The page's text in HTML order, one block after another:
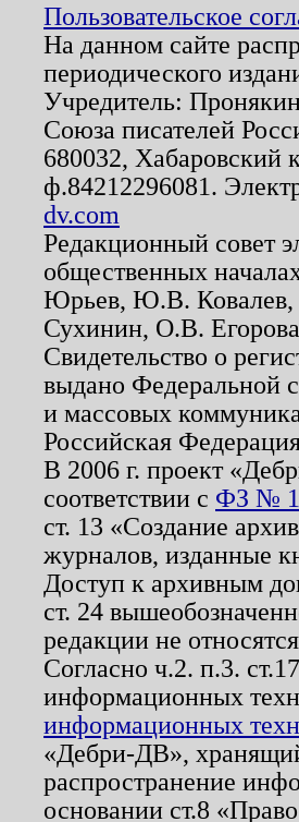
Пользовательское
На данном сайте
периодического
Учредитель:
Союза писателей
680032, Хабаровский
ф.84212296081.
dv.com
Редакционный совет
общественных
Юрьев, Ю.В.
Сухинин, О.В. Егорова
Свидетельство о
выдано Федеральной
и массовых
Российская
В 2006 г. проект
соответствии с ФЗ №
ст. 13 «Создание
журналов, изданные
Доступ к архивным
ст. 24
редакции не
Согласно ч.2. п.3.
информационных
информационных
«Дебри-ДВ»,
распространение
основании ст.8